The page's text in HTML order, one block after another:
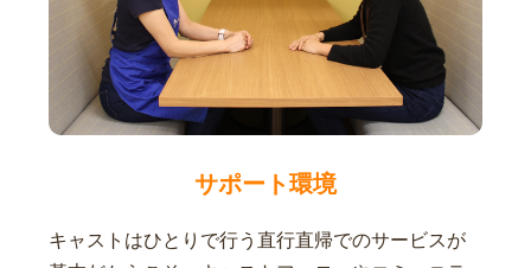
サポート環境
キャストはひとりで行う直行直帰でのサービスが